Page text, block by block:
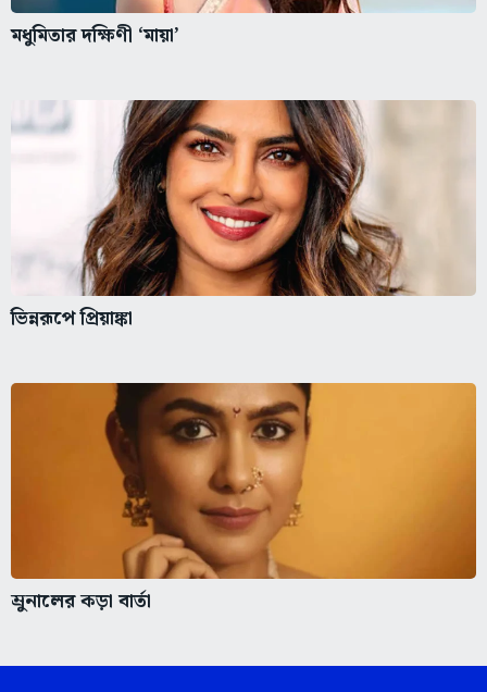
মধুমিতার দক্ষিণী ‘মায়া’
ভিন্নরূপে প্রিয়াঙ্কা
ম্রুনালের কড়া বার্তা